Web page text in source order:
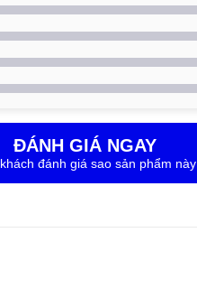
ĐÁNH GIÁ NGAY
đánh giá sao sản phẩm này